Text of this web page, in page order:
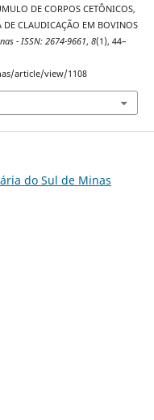
DE CORPOS CETÔNICOS,
CLAUDICAÇÃO EM BOVINOS
- ISSN: 2674-9661, 8(1), 44–
article/view/1108
do Sul de Minas